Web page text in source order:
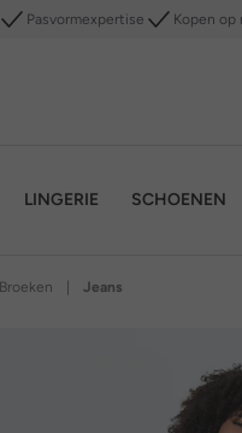
Pasvormexpertise Kopen op
LINGERIE SCHOENEN
Broeken Jeans